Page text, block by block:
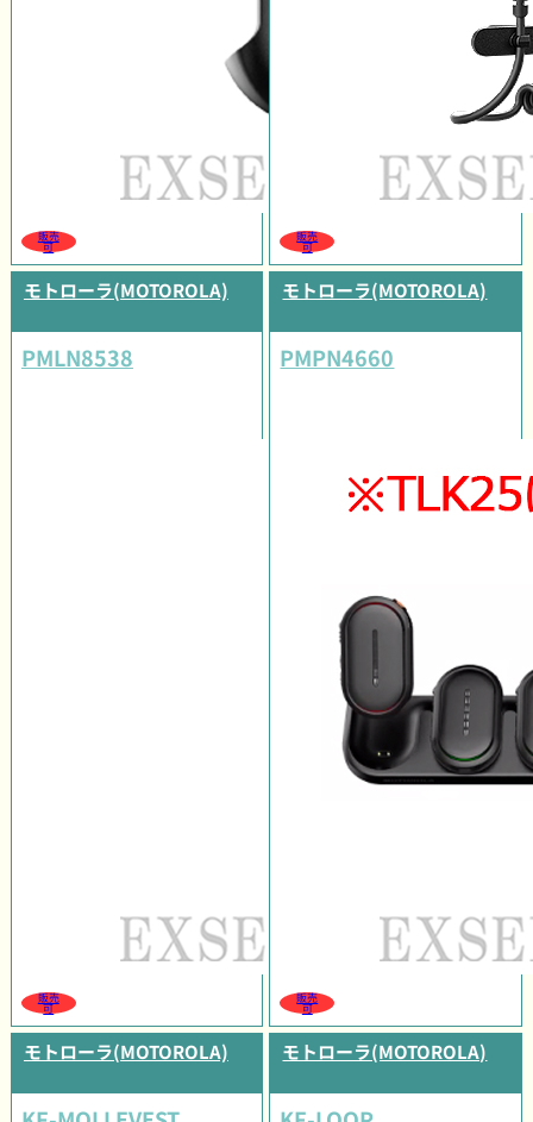
販売
可
販売
可
モトローラ(MOTOROLA)
PMLN8538
販売
可
モトローラ(MOTOROLA)
PMPN4660
販売
可
モトローラ(MOTOROLA) モトローラ(MOTOROLA)